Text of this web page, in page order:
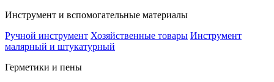
Инструмент и вспомогательные материалы
Ручной инструмент Хозяйственные товары Инструмент
малярный и штукатурный
Герметики и пены